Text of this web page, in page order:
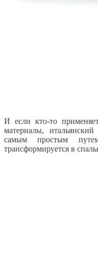
И если кто-то
материалы,
самым простым
трансформируется в